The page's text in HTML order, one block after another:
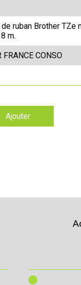
ruban Brother TZe
m.
FRANCE CONSO
Ajouter